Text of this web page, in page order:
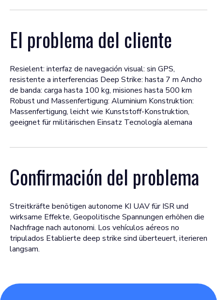
El problema del cliente
Resielent: interfaz de navegación visual: sin GPS,
resistente a interferencias Deep Strike: hasta 7 m Ancho
de banda: carga hasta 100 kg, misiones hasta 500 km
Robust und Massenfertigung: Aluminium Konstruktion:
Massenfertigung, leicht wie Kunststoff-Konstruktion,
geeignet für militärischen Einsatz Tecnología alemana
Confirmación del problema
Streitkräfte benötigen autonome KI UAV für ISR und
wirksame Effekte, Geopolitische Spannungen erhöhen die
Nachfrage nach autonomi. Los vehículos aéreos no
tripulados Etablierte deep strike sind überteuert, iterieren
langsam.